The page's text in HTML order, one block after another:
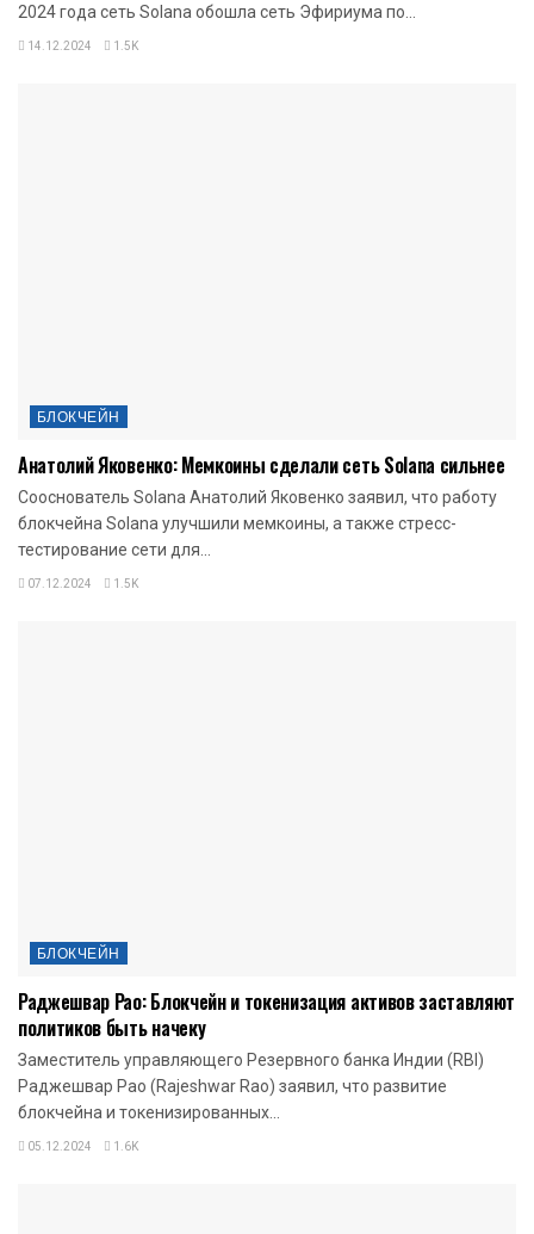
2024 года сеть Solana обошла сеть Эфириума по...
14.12.2024 1.5K
БЛОКЧЕЙН
Анатолий Яковенко: Мемкоины сделали сеть Solana сильнее
Сооснователь Solana Анатолий Яковенко заявил, что работу
блокчейна Solana улучшили мемкоины, а также стресс-
тестирование сети для...
07.12.2024 1.5K
БЛОКЧЕЙН
Раджешвар Рао: Блокчейн и токенизация активов заставляют
политиков быть начеку
Заместитель управляющего Резервного банка Индии (RBI)
Раджешвар Рао (Rajeshwar Rao) заявил, что развитие
блокчейна и токенизированных...
05.12.2024 1.6K